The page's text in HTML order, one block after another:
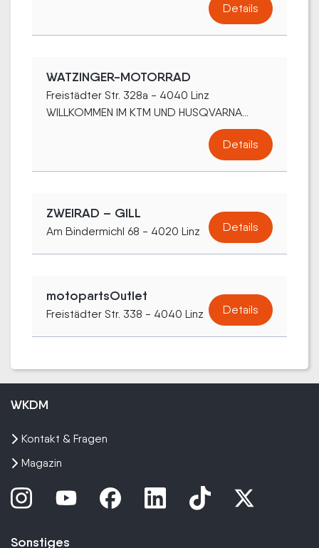
Details
WATZINGER-MOTORRAD
Freistädter Str. 328a - 4040 Linz
WILLKOMMEN IM KTM UND HUSQVARNA...
Details
ZWEIRAD – GILL
Am Bindermichl 68 - 4020 Linz Details
motopartsOutlet
Freistädter Str. 338 - 4040 Linz Details
WKDM
Kontakt & Fragen
Magazin
Sonstiges